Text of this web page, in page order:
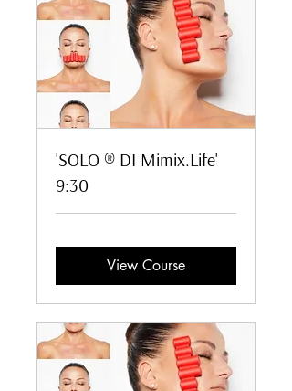
'SOLO ® DI Mimix.Life'
9:30
View Course